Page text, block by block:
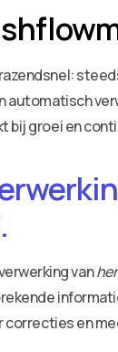
automatisch
bij groei en
van
en